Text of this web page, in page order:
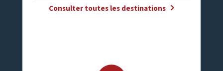
Consulter toutes les destinations